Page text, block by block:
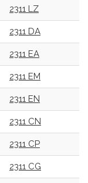
2311 LZ
2311 DA
2311 EA
2311 EM
2311 EN
2311 CN
2311 CP
2311 CG